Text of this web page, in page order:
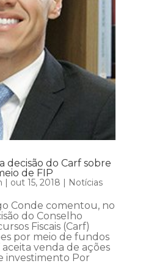
decisão do Carf sobre
de FIP
| out 15, 2018 | Notícias
Conde comentou, no
do Conselho
Fiscais (Carf)
por meio de fundos
venda de ações
investimento Por